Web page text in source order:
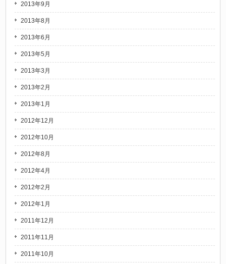
2013年9月
2013年8月
2013年6月
2013年5月
2013年3月
2013年2月
2013年1月
2012年12月
2012年10月
2012年8月
2012年4月
2012年2月
2012年1月
2011年12月
2011年11月
2011年10月